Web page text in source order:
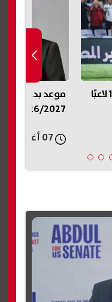
الأهلي يعيد تشكيل قائمته.. 12 لاعبًا
موعد بدء العام
2026/2027.. الخريطة الزمنية